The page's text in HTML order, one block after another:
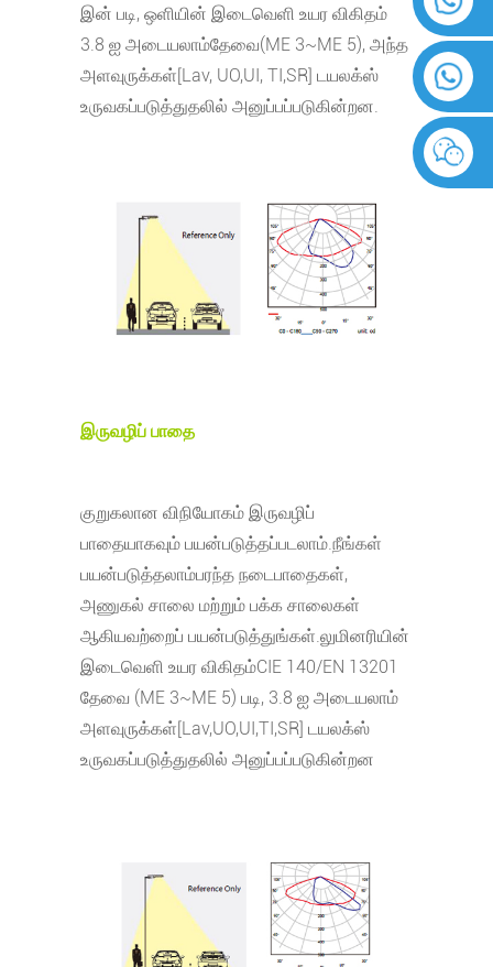
இன் படி, ஒளியின் இடைவெளி உயர விகிதம்
3.8 ஐ அடையலாம்தேவை(ME 3~ME 5), அந்த
அளவுருக்கள்[Lav, UO,UI, TI,SR] டயலக்ஸ்
உருவகப்படுத்துதலில் அனுப்பப்படுகின்றன.
இருவழிப் பாதை
குறுகலான விநியோகம் இருவழிப்
பாதையாகவும் பயன்படுத்தப்படலாம்.நீங்கள்
பயன்படுத்தலாம்பரந்த நடைபாதைகள்,
அணுகல் சாலை மற்றும் பக்க சாலைகள்
ஆகியவற்றைப் பயன்படுத்துங்கள்.லுமினரியின்
இடைவெளி உயர விகிதம்CIE 140/EN 13201
தேவை (ME 3~ME 5) படி, 3.8 ஐ அடையலாம்
அளவுருக்கள்[Lav,UO,UI,TI,SR] டயலக்ஸ்
உருவகப்படுத்துதலில் அனுப்பப்படுகின்றன